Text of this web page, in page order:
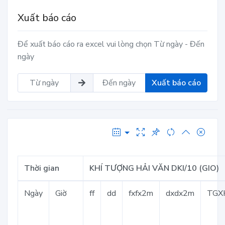
Xuất báo cáo
Để xuất báo cáo ra excel vui lòng chọn Từ ngày - Đến
ngày
Xuất báo cáo
Thời gian KHÍ TƯỢNG HẢI VĂN DKI/10 (GIO)
Ngày Giờ ff dd fxfx2m dxdx2m